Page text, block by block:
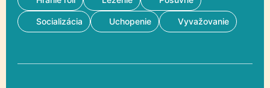
Socializácia Uchopenie Vyvažovanie